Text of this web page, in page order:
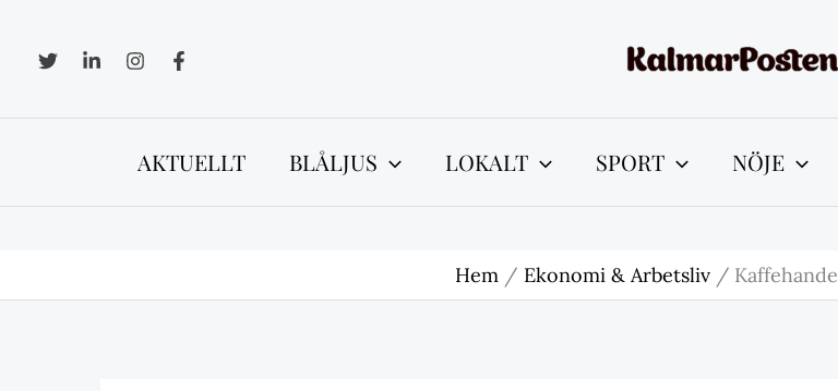
innehåll
AKTUELLT BLÅLJUS LOKALT SPORT NÖJE
Hem Ekonomi & Arbetsliv